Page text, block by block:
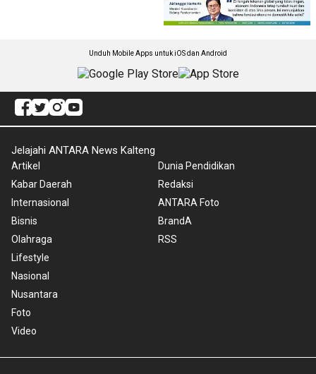
Unduh Mobile Apps untuk iOS dan Android
Jelajahi ANTARA News Kalteng
Artikel
Kabar Daerah
Internasional
Bisnis
Olahraga
Lifestyle
Nasional
Nusantara
Foto
Video
Dunia Pendidikan
Redaksi
ANTARA Foto
BrandA
RSS